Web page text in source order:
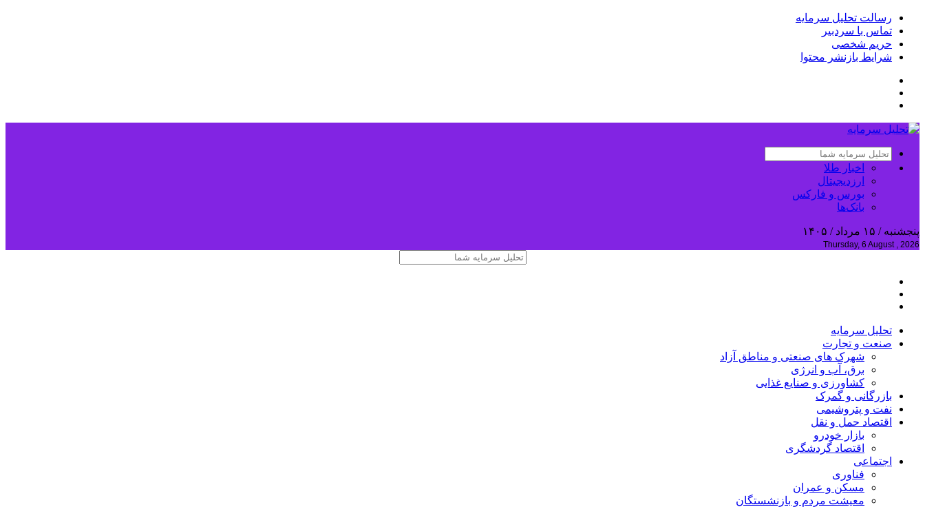
رسالت تحلیل سرمایه
تماس با سردبیر
حریم شخصی
شرایط بازنشر محتوا
اخبار طلا
ارزدیجیتال
بورس و فارکس
بانک‌ها
پنجشنبه / ۱۵ مرداد / ۱۴۰۵
Thursday, 6 August , 2026
تحلیل‌ سرمایه
صنعت و تجارت
شهرک های صنعتی و مناطق آزاد
برق، آب و انرژی
کشاورزی و صنایع غذایی
بازرگانی و گمرک
نفت و پتروشیمی
اقتصاد حمل و نقل
بازار خودرو
اقتصاد گردشگری
اجتماعی
فناوری
مسکن و عمران
معیشت مردم و بازنشستگان